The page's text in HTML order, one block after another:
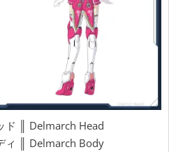
ド ║ Delmarch Head
ィ ║ Delmarch Body